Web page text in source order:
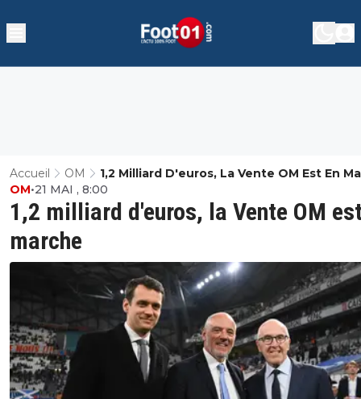
Accueil OM 1,2 Milliard D'euros, La Vente OM Est En
1,2 milliard d'euros, la Vente OM
marche
OM•21 MAI , 8:00